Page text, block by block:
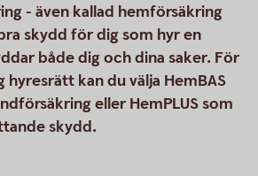
- även kallad hemförsäkring
skydd för dig som hyr en
både dig och dina saker. För
kan du välja HemBAS
eller HemPLUS som
skydd.